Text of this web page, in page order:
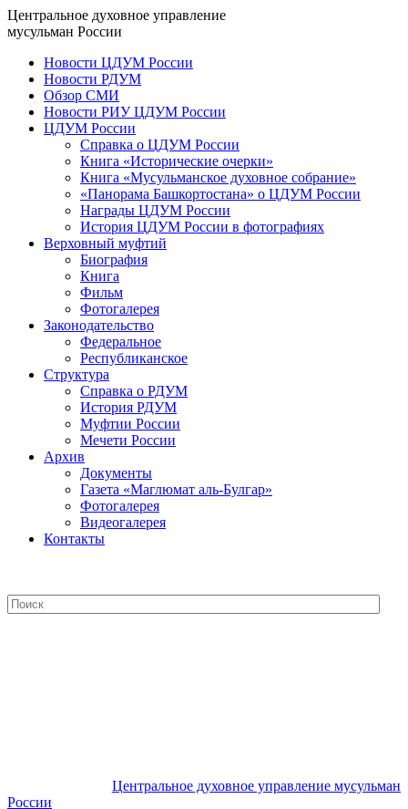
Центральное духовное управление
мусульман России
Новости ЦДУМ России
Новости РДУМ
Обзор СМИ
Новости РИУ ЦДУМ России
ЦДУМ России
Справка о ЦДУМ России
Книга «Исторические очерки»
Книга «Мусульманское духовное собрание»
«Панорама Башкортостана» о ЦДУМ России
Награды ЦДУМ России
История ЦДУМ России в фотографиях
Верховный муфтий
Биография
Книга
Фильм
Фотогалерея
Законодательство
Федеральное
Республиканское
Структура
Справка о РДУМ
История РДУМ
Муфтии России
Мечети России
Архив
Документы
Газета «Маглюмат аль-Булгар»
Фотогалерея
Видеогалерея
Контакты
Центральное духовное управление мусульман
России